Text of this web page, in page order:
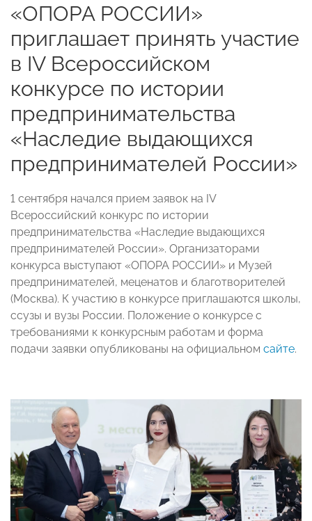
«ОПОРА РОССИИ»
приглашает принять участие
в IV Всероссийском
конкурсе по истории
предпринимательства
«Наследие выдающихся
предпринимателей России»
1 сентября начался прием заявок на IV
Всероссийский конкурс по истории
предпринимательства «Наследие выдающихся
предпринимателей России». Организаторами
конкурса выступают «ОПОРА РОССИИ» и Музей
предпринимателей, меценатов и благотворителей
(Москва). К участию в конкурсе приглашаются школы,
ссузы и вузы России. Положение о конкурсе с
требованиями к конкурсным работам и форма
подачи заявки опубликованы на официальном сайте.